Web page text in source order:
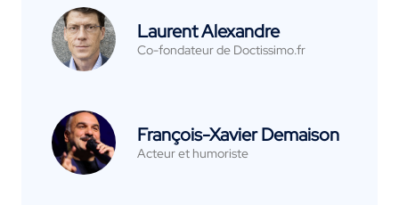
Laurent Alexandre
Co-fondateur de Doctissimo.fr
François-Xavier Demaison
Acteur et humoriste